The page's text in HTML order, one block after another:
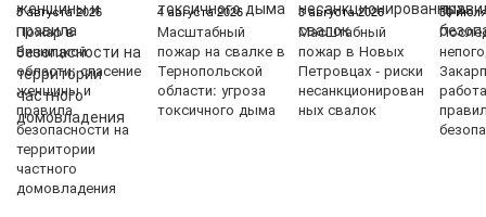
5 августа 2026
Пожар в
Винницкой
области: спасение
женщины и
правила
безопасности на
территории
частного
домовладения
4 августа 2026
Масштабный
пожар на свалке в
Тернопольской
области: угроза
токсичного дыма
3 августа 2026
Масштабный
пожар в Новых
Петровцах - риски
несанкционирован
ных свалок
30